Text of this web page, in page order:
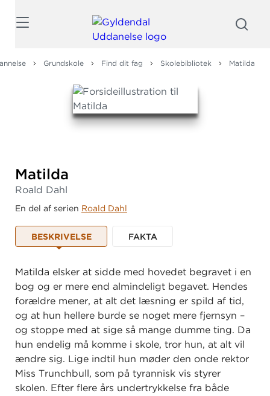
Grundskole Find dit fag Skolebibliotek Matilda
Matilda
Roald Dahl
En del af serien Roald Dahl
BESKRIVELSE FAKTA
Matilda elsker at sidde med hovedet begravet i en
bog og er mere end almindeligt begavet. Hendes
forældre mener, at alt det læsning er spild af tid,
og at hun hellere burde se noget mere fjernsyn –
og stoppe med at sige så mange dumme ting. Da
hun endelig må komme i skole, tror hun, at alt vil
ændre sig. Lige indtil hun møder den onde rektor
Miss Trunchbull, som på tyrannisk vis styrer
skolen. Efter flere års undertrykkelse fra både